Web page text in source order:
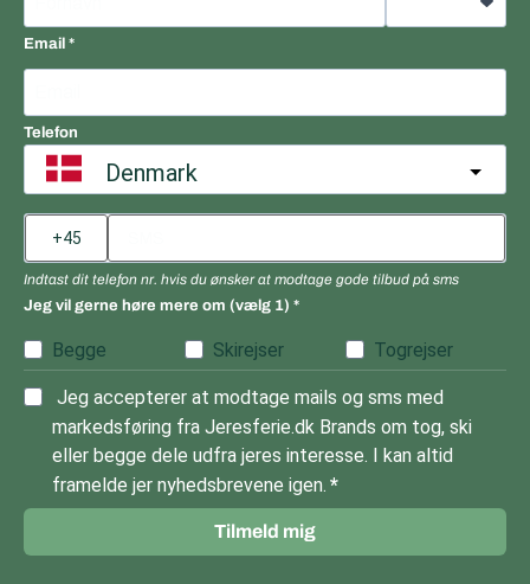
Email
Telefon
Denmark
Indtast dit telefon nr. hvis du ønsker at modtage gode tilbud på sms
Jeg vil gerne høre mere om (vælg 1)
Begge Skirejser Togrejser
Jeg accepterer at modtage mails og sms med
markedsføring fra Jeresferie.dk Brands om tog, ski
eller begge dele udfra jeres interesse. I kan altid
framelde jer nyhedsbrevene igen.
Tilmeld mig